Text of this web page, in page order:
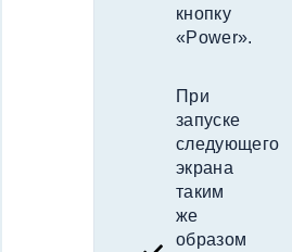
кнопку
«Power».
При
запуске
следующего
экрана
таким
же
образом